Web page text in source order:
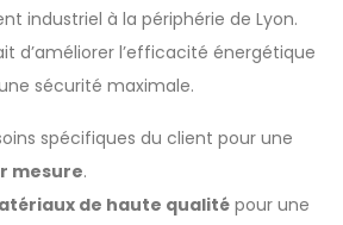
industriel à la périphérie de Lyon.
d’améliorer l’efficacité énergétique
sécurité maximale.
spécifiques du client pour une
mesure.
de haute qualité pour une